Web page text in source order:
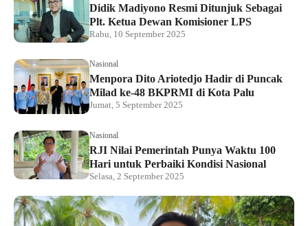
Didik Madiyono Resmi Ditunjuk Sebagai
Plt. Ketua Dewan Komisioner LPS
Rabu, 10 September 2025
Nasional
Menpora Dito Ariotedjo Hadir di Puncak
Milad ke-48 BKPRMI di Kota Palu
Jumat, 5 September 2025
Nasional
RJI Nilai Pemerintah Punya Waktu 100
Hari untuk Perbaiki Kondisi Nasional
Selasa, 2 September 2025